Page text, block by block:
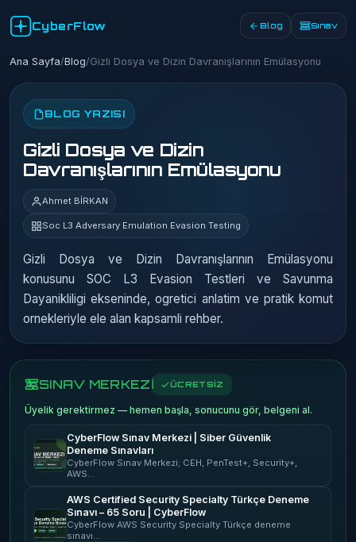
CyberFlow Blog Sınav
Ana Sayfa/Blog/Gizli Dosya ve Dizin Davranışlarının Emülasyonu
BLOG YAZISI
Gizli Dosya ve Dizin
Davranışlarının Emülasyonu
Ahmet BİRKAN
Soc L3 Adversary Emulation Evasion Testing
Gizli Dosya ve Dizin Davranışlarının Emülasyonu
konusunu SOC L3 Evasion Testleri ve Savunma
Dayanikliligi ekseninde, ogretici anlatim ve pratik komut
ornekleriyle ele alan kapsamli rehber.
SINAV MERKEZİ ÜCRETSİZ
Üyelik gerektirmez — hemen başla, sonucunu gör, belgeni al.
CyberFlow Sınav Merkezi | Siber Güvenlik
Deneme Sınavları
CyberFlow Sınav Merkezi; CEH, PenTest+, Security+,
AWS…
AWS Certified Security Specialty Türkçe Deneme
Sınavı – 65 Soru | CyberFlow
CyberFlow AWS Security Specialty Türkçe deneme
sınavı…